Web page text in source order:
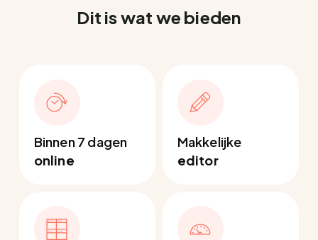
Dit is wat we bieden
Binnen 7 dagen
online
Makkelijke
editor